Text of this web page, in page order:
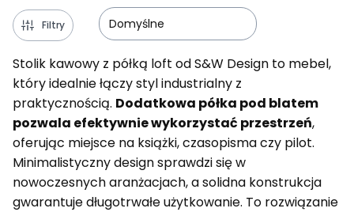
Filtry Domyślne
Stolik kawowy z półką loft od S&W Design to mebel,
który idealnie łączy styl industrialny z
praktycznością. Dodatkowa półka pod blatem
pozwala efektywnie wykorzystać przestrzeń,
oferując miejsce na książki, czasopisma czy pilot.
Minimalistyczny design sprawdzi się w
nowoczesnych aranżacjach, a solidna konstrukcja
gwarantuje długotrwałe użytkowanie. To rozwiązanie